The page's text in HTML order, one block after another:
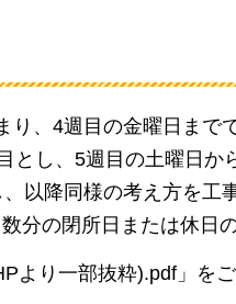
り、4週目の金曜日まで
とし、5週目の土曜日
以降同様の考え方を工
分の閉所日または休日
より一部抜粋).pdf」を